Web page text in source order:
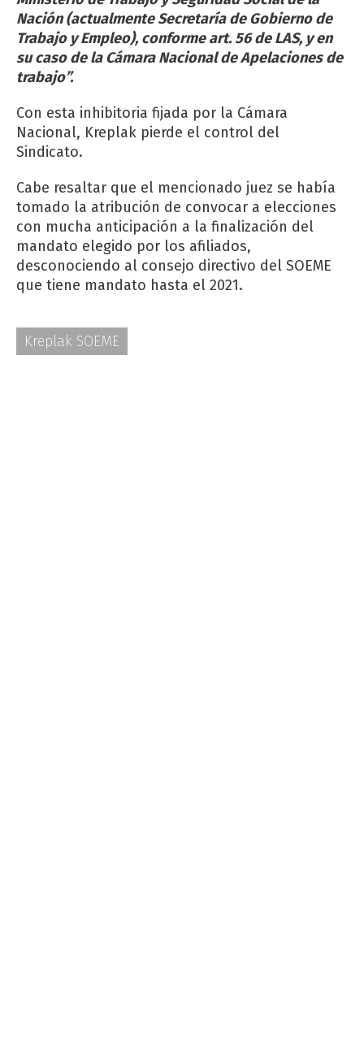
Nación (actualmente Secretaría de Gobierno de
Trabajo y Empleo), conforme art. 56 de LAS, y en
su caso de la Cámara Nacional de Apelaciones de
trabajo”.
Con esta inhibitoria fijada por la Cámara
Nacional, Kreplak pierde el control del
Sindicato.
Cabe resaltar que el mencionado juez se había
tomado la atribución de convocar a elecciones
con mucha anticipación a la finalización del
mandato elegido por los afiliados,
desconociendo al consejo directivo del SOEME
que tiene mandato hasta el 2021.
Kreplak SOEME